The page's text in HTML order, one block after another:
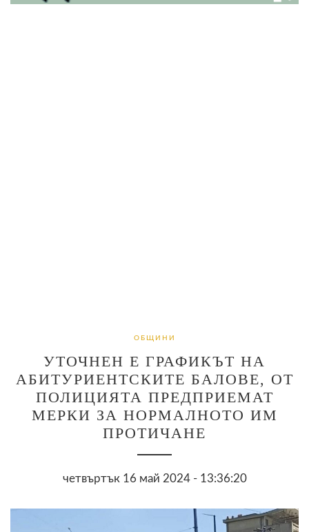
ОБЩИНИ
УТОЧНЕН Е ГРАФИКЪТ НА
АБИТУРИЕНТСКИТЕ БАЛОВЕ, ОТ
ПОЛИЦИЯТА ПРЕДПРИЕМАТ
МЕРКИ ЗА НОРМАЛНОТО ИМ
ПРОТИЧАНЕ
четвъртък 16 май 2024 - 13:36:20